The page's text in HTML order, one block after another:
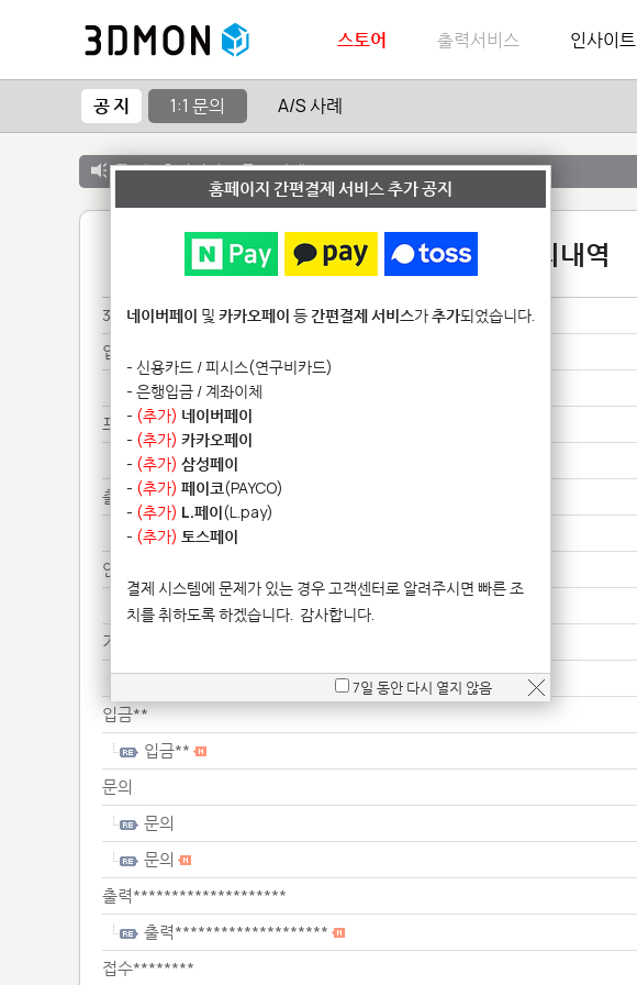
스토어 출력서비스 인사이트
공 지 1:1 문의 A/S 사례
공 지 :출력서비스 종료 안내
1:1 문의내역
3D*************
업로*
업로*
프링****
프링****
출력**
출력**
안녕*********************
안녕*********************
기존*************************
기존*************************
입금**
입금**
문의
문의
문의
출력********************
출력********************
접수********
홈페이지 간편결제 서비스 추가 공지
네이버페이 및 카카오페이 등간편결제 서비스가추가되었습니다.
- 신용카드 / 피시스(연구비카드)
- 은행입금 / 계좌이체
- (추가) 네이버페이
- (추가) 카카오페이
- (추가) 삼성페이
- (추가) 페이코(PAYCO)
- (추가) L.페이(L.pay)
- (추가) 토스페이
결제 시스템에 문제가 있는 경우 고객센터로 알려주시면 빠른 조
치를 취하도록 하겠습니다. 감사합니다.
7일 동안 다시 열지 않음